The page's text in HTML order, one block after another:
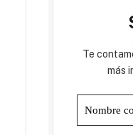
Te
más